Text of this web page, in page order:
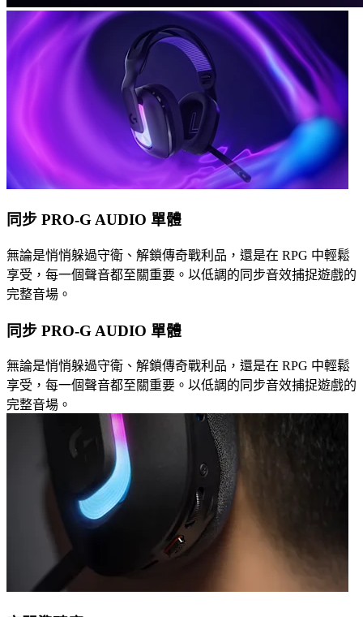
同步 PRO-G AUDIO 單體
無論是悄悄躲過守衛、解鎖傳奇戰利品，還是在 RPG 中輕鬆
享受，每一個聲音都至關重要。以低調的同步音效捕捉遊戲的
完整音場。
同步 PRO-G AUDIO 單體
無論是悄悄躲過守衛、解鎖傳奇戰利品，還是在 RPG 中輕鬆
享受，每一個聲音都至關重要。以低調的同步音效捕捉遊戲的
完整音場。